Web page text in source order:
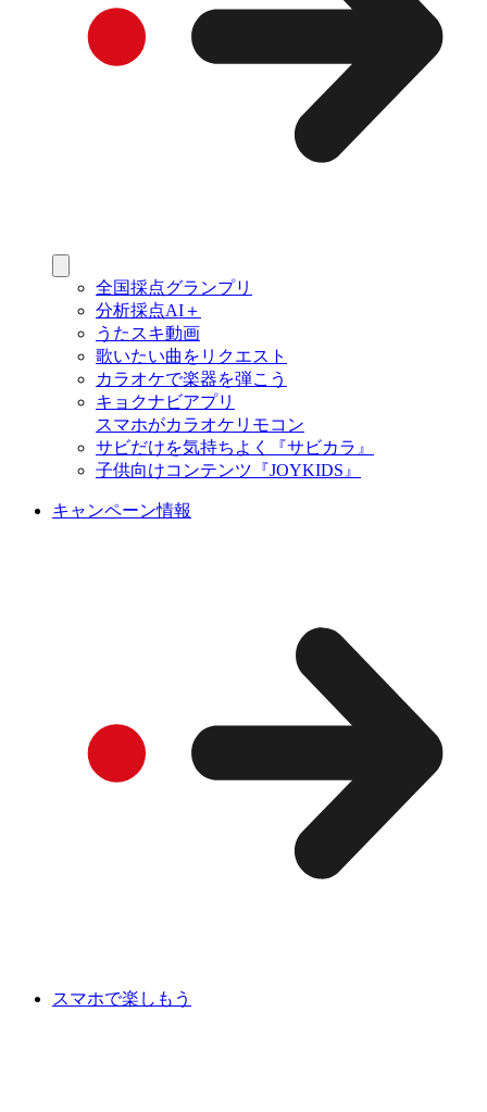
全国採点グランプリ
分析採点AI＋
うたスキ動画
歌いたい曲をリクエスト
カラオケで楽器を弾こう
キョクナビアプリ
スマホがカラオケリモコン
サビだけを気持ちよく『サビカラ』
子供向けコンテンツ『JOYKIDS』
キャンペーン情報
スマホで楽しもう